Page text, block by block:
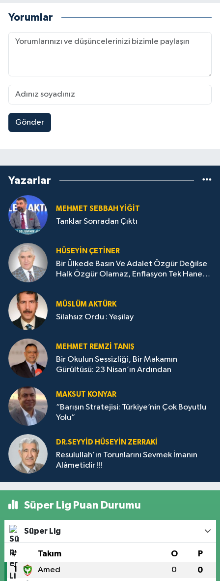
Yorumlar
Gönder
Yazarlar
MEHMET SEBBAH YİĞİT
Tanklar Sonradan Çıktı
HÜSEYIN ÇETİNER
Bir Ülkede Basın Ve Adalet Özgür Değilse
Halk Özgür Olamaz, Enflasyon Tek Haneye
MÜSLÜM AKTÜRK
Silahsız Ordu : Yeşilay
MEHMET REMZI TANIŞ
Bir Okulun Sessizliği, Bir Makamın
Gürültüsü: 23 Nisan’ın Ardından
MAKSUT KONYAR
“Barışın Stratejisi: Türkiye’nin Çok Boyutlu
Yolu”
DR.SEYYID HÜSEYIN ZERRAKI
Resulullah'ın Torunlarını Sevmek İmanın
Alâmetidir !!!
Süper Lig Puan Durumu
Süper Lig
# Takım O P
1 Amed 0 0